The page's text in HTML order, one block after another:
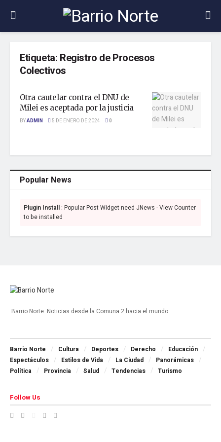
Etiqueta: Registro de Procesos
Colectivos
Otra cautelar contra el DNU de
Milei es aceptada por la justicia
BYADMIN 5 DE ENERO DE 2024 0
Popular News
Plugin Install : Popular Post Widget need JNews - View Counter
to be installed
.Barrio Norte. Noticias desde la Comuna 2 hacia el mundo
Barrio Norte Cultura Deportes Derecho
Educación
Espectáculos
Estilos de Vida La Ciudad
Panorámicas
Política
Provincia Salud Tendencias Turismo
Follow Us